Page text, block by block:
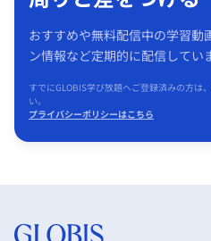
おすすめや無料配信中の学習動
ン情報など定期的に配信してい
すでにGLOBIS学び放題へご登録済みの方は
い。
プライバシーポリシーはこちら